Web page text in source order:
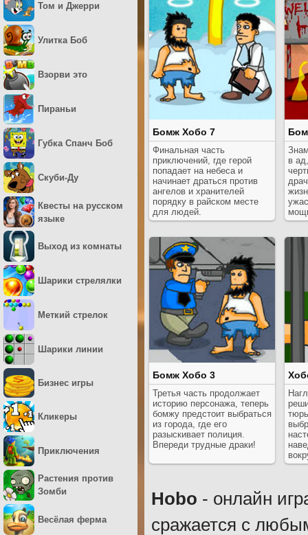
Бомж Хобо 7
Финальная часть
приключений, где герой
попадает на небеса и
начинает драться против
ангелов и хранителей
порядку в райском месте
для людей.
в
Бомж Хобо 3
Третья часть продолжает
историю персонажа, теперь
бомжу предстоит выбраться
из города, где его
разыскивает полиция.
Впереди трудные драки!
Hobo - онлайн
сражается с
Том и Джерри
Улитка Боб
Взорви это
Пираньи
Губка Спанч Боб
Скуби-Ду
Квесты на русском
языке
Выход из комнаты
Шарики стрелялки
Меткий стрелок
Шарики линии
Бизнес игры
Кликеры
Приключения
Растения против
Зомби
Весёлая ферма